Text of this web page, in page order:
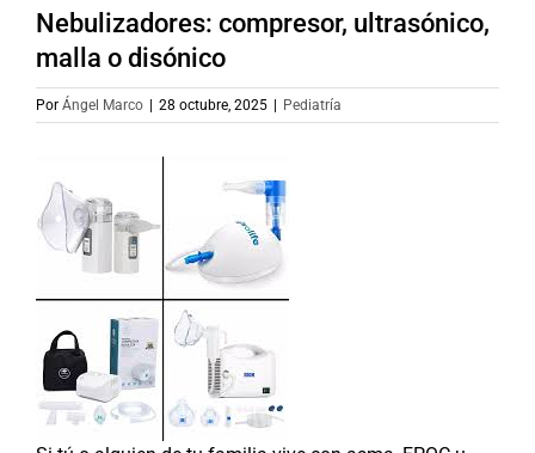
Nebulizadores: compresor, ultrasónico,
malla o disónico
Por Ángel Marco 28 octubre, 2025 Pediatría